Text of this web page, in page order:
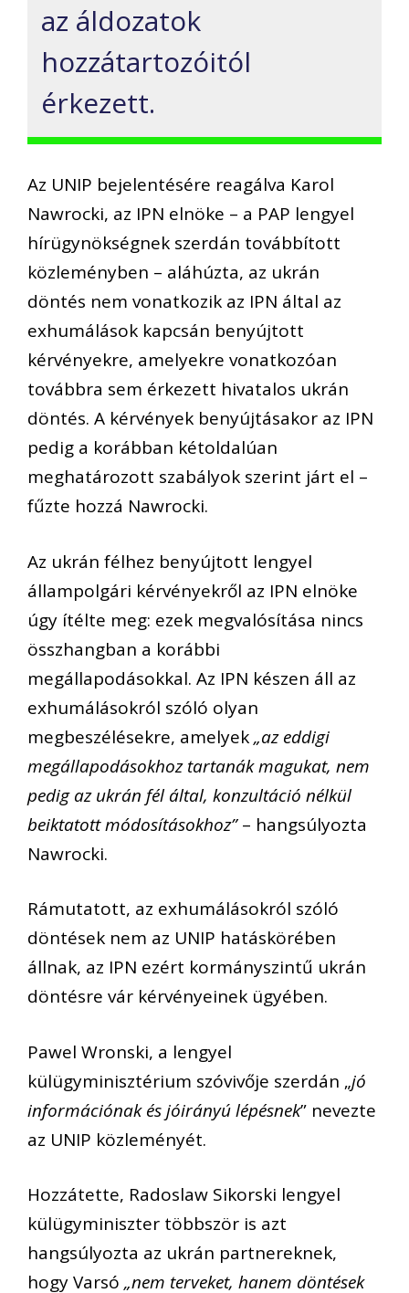
az áldozatok
hozzátartozóitól
érkezett.
Az UNIP bejelentésére reagálva Karol
Nawrocki, az IPN elnöke – a PAP lengyel
hírügynökségnek szerdán továbbított
közleményben – aláhúzta, az ukrán
döntés nem vonatkozik az IPN által az
exhumálások kapcsán benyújtott
kérvényekre, amelyekre vonatkozóan
továbbra sem érkezett hivatalos ukrán
döntés. A kérvények benyújtásakor az IPN
pedig a korábban kétoldalúan
meghatározott szabályok szerint járt el –
fűzte hozzá Nawrocki.
Az ukrán félhez benyújtott lengyel
állampolgári kérvényekről az IPN elnöke
úgy ítélte meg: ezek megvalósítása nincs
összhangban a korábbi
megállapodásokkal. Az IPN készen áll az
exhumálásokról szóló olyan
megbeszélésekre, amelyek„az eddigi
megállapodásokhoz tartanák magukat, nem
pedig az ukrán fél által, konzultáció nélkül
beiktatott módosításokhoz”– hangsúlyozta
Nawrocki.
Rámutatott, az exhumálásokról szóló
döntések nem az UNIP hatáskörében
állnak, az IPN ezért kormányszintű ukrán
döntésre vár kérvényeinek ügyében.
Pawel Wronski, a lengyel
külügyminisztérium szóvivője szerdán „jó
információnak és jóirányú lépésnek” nevezte
az UNIP közleményét.
Hozzátette, Radoslaw Sikorski lengyel
külügyminiszter többször is azt
hangsúlyozta az ukrán partnereknek,
hogy Varsó „nem terveket, hanem döntések